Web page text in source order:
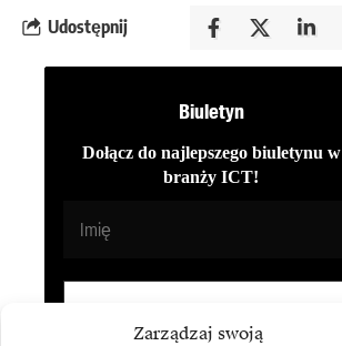
Zarządzaj swoją
Udostępnij
Biuletyn
Dołącz do najlepszego biuletynu w
branży ICT!